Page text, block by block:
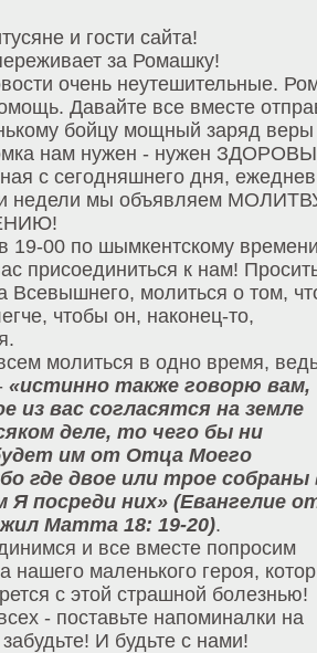
и гости сайта!
за Ромашку!
очень неутешительные.
Давайте все вместе
бойцу мощный заряд веры
нам нужен - нужен
с сегодняшнего дня,
недели мы объявляем
19-00 по шымкентскому
присоединиться к нам!
Всевышнего, молиться о том,
чтобы он, наконец-то,
молиться в одно время,
«истинно также говорю вам,
из вас согласятся на земле
деле, то чего бы ни
им от Отца Моего
где двое или трое собраны
посреди них» (Евангелие
Матта 18: 19-20).
и все вместе попросим
нашего маленького героя,
с этой страшной болезнью!
- поставьте напоминалки на
И будьте с нами!